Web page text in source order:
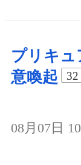
プリキュ
意喚起
32
08月07日